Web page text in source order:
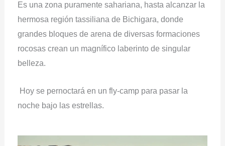
Es una zona puramente sahariana, hasta alcanzar la
hermosa región tassiliana de Bichigara, donde
grandes bloques de arena de diversas formaciones
rocosas crean un magnífico laberinto de singular
belleza.
Hoy se pernoctará en un fly-camp para pasar la
noche bajo las estrellas.